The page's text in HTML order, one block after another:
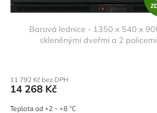
Barová lednice - 1350 x 540 x
skleněnými dveřmi a 2
11 792 Kč bez DPH
14 268 Kč
Teplota od +2 ~ +8 °C